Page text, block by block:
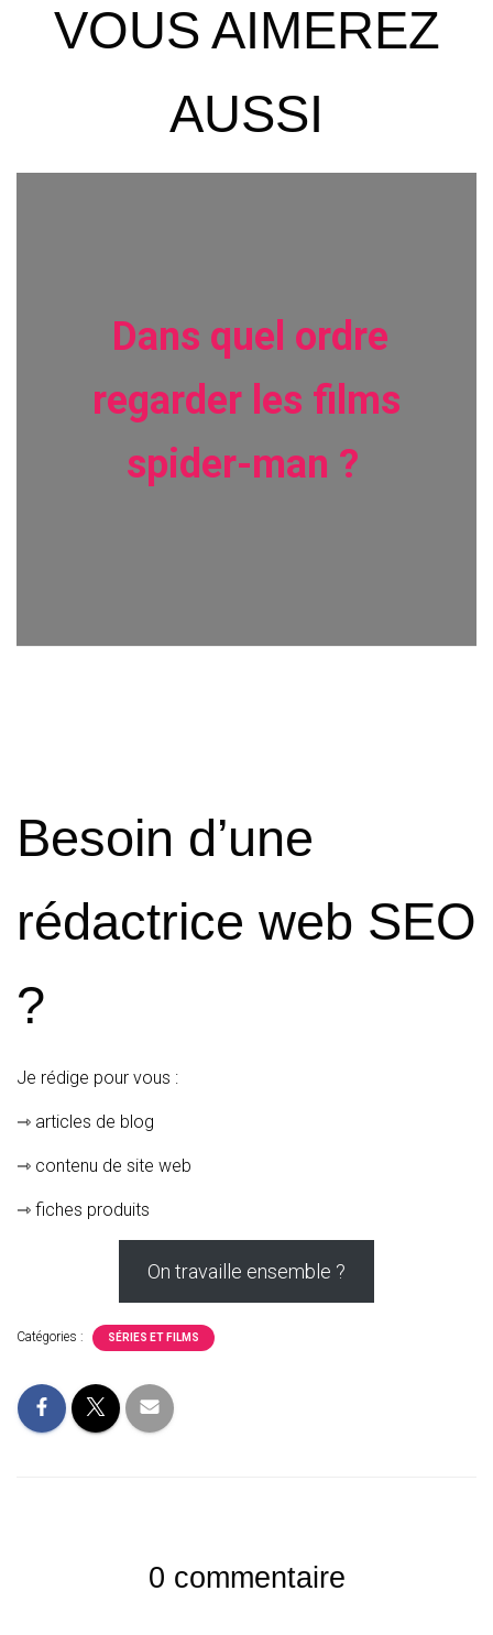
VOUS AIMEREZ
AUSSI
Dans quel ordre
regarder les films
spider-man ?
Besoin d’une
rédactrice web SEO
?
Je rédige pour vous :
⇾ articles de blog
⇾ contenu de site web
⇾ fiches produits
On travaille ensemble ?
Catégories : SÉRIES ET FILMS
0 commentaire